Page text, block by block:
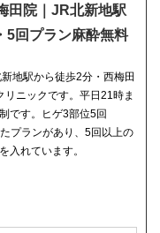
田院｜JR北新地駅
5回プラン麻酔無料
地駅から徒歩2分・西梅田
ニックです。平日21時ま
です。ヒゲ3部位5回
プランがあり、5回以上の
入れています。